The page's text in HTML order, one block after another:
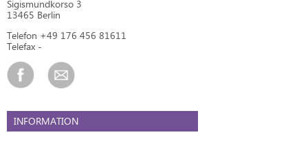
Sigismundkorso 3
13465 Berlin
Telefon +49 176 456 81611
Telefax -
INFORMATION